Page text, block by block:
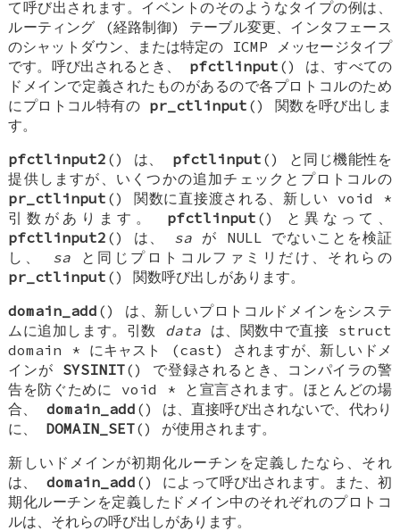
て呼び出されます。イベントのそのようなタイプの例は、
ルーティング (経路制御) テーブル変更、インタフェース
のシャットダウン、または特定の ICMP メッセージタイプ
です。呼び出されるとき、 pfctlinput () は、すべての
ドメインで定義されたものがあるので各プロトコルのため
にプロトコル特有の pr_ctlinput () 関数を呼び出しま
す。
pfctlinput2 () は、 pfctlinput () と同じ機能性を
提供しますが、いくつかの追加チェックとプロトコルの
pr_ctlinput () 関数に直接渡される、新しい void *
引数があります。 pfctlinput () と異なって、
pfctlinput2 () は、 saが NULL でないことを検証
し、 saと同じプロトコルファミリだけ、それらの
pr_ctlinput () 関数呼び出しがあります。
domain_add () は、新しいプロトコルドメインをシステ
ムに追加します。引数 data は、関数中で直接 struct
domain * にキャスト (cast) されますが、新しいドメ
インが SYSINIT() で登録されるとき、コンパイラの警
告を防ぐために void * と宣言されます。ほとんどの場
合、 domain_add () は、直接呼び出されないで、代わり
に、 DOMAIN_SET() が使用されます。
新しいドメインが初期化ルーチンを定義したなら、それ
は、 domain_add () によって呼び出されます。また、初
期化ルーチンを定義したドメイン中のそれぞれのプロトコ
ルは、それらの呼び出しがあります。